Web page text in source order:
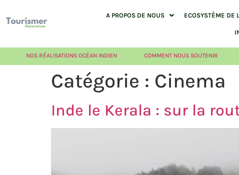
A PROPOS DE NOUS ECOSYSTÈME DE
NOS RÉALISATIONS OCÉAN INDIEN COMMENT NOUS SOUTENIR
Catégorie : Cinema
Inde le Kerala : sur la